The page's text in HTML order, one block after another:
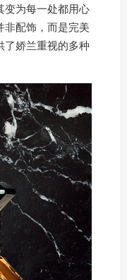
变为每一处都用心
非配饰，而是完美
了娇兰重视的多种